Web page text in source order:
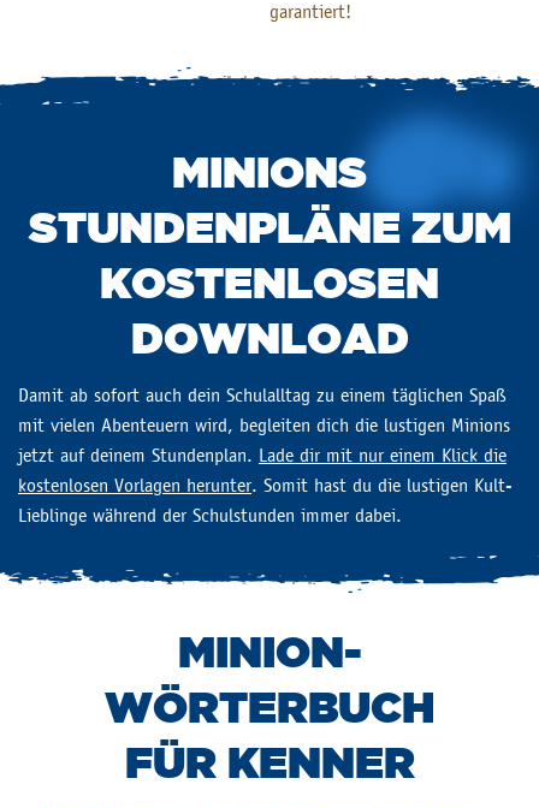
garantiert!
MINIONS
STUNDENPLÄNE ZUM
KOSTENLOSEN
DOWNLOAD
Damit ab sofort auch dein Schulalltag zu einem täglichen Spaß
mit vielen Abenteuern wird, begleiten dich die lustigen Minions
jetzt auf deinem Stundenplan. Lade dir mit nur einem Klick die
kostenlosen Vorlagen herunter. Somit hast du die lustigen Kult-
Lieblinge während der Schulstunden immer dabei.
MINION-
WÖRTERBUCH
FÜR KENNER